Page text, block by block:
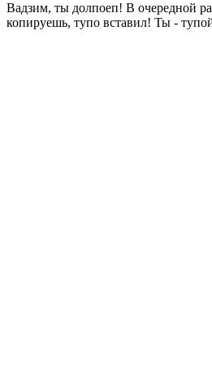
Вадзим, ты долпоеп! В очередной
копируешь, тупо вставил! Ты -